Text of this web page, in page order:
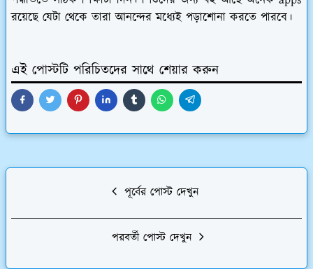
রয়েছে যেটা থেকে তারা আনন্দের মধ্যেই পড়াশোনা করতে পারবে।
এই পোস্টটি পরিচিতদের সাথে শেয়ার করুন
পূর্বের পোস্ট দেখুন
পরবর্তী পোস্ট দেখুন